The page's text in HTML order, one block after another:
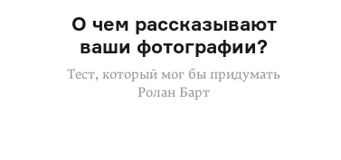
О чем рассказывают
ваши фотографии?
Тест, который мог бы придумать
Ролан Барт